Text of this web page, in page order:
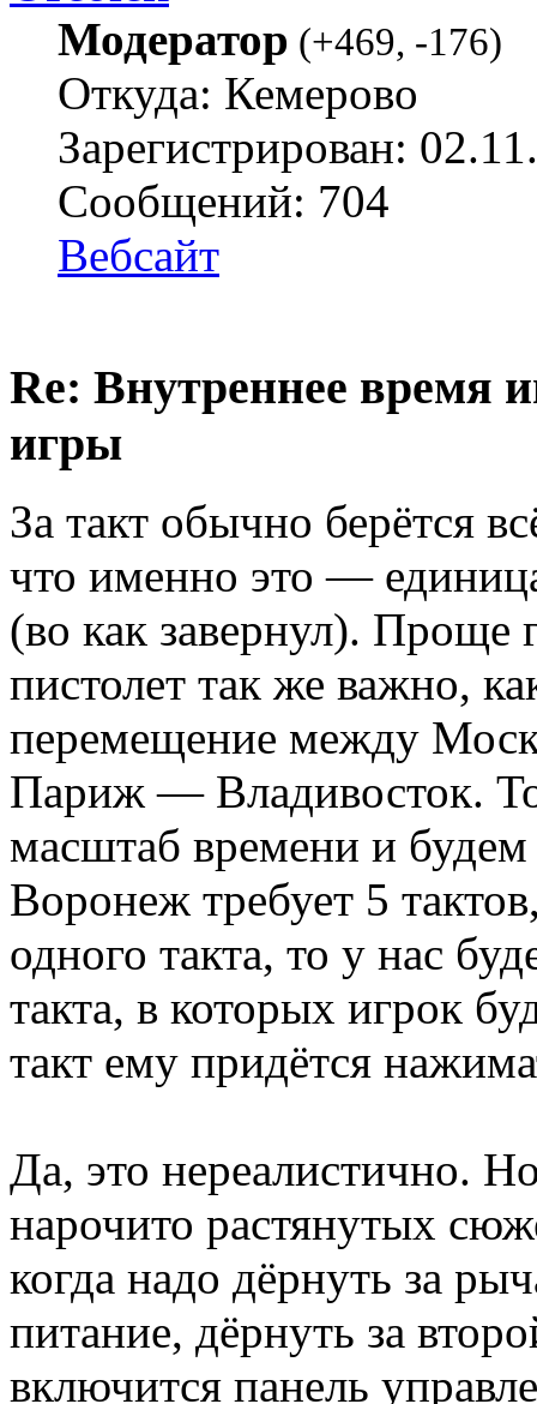
Модератор (+469, -176)
Откуда: Кемерово
Зарегистрирован:
Сообщений: 704
Вебсайт
Re: Внутреннее время
игры
За такт обычно берётся
что именно это —
(во как завернул). Проще
пистолет так же важно,
перемещение между
Париж — Владивосток.
масштаб времени и
Воронеж требует 5
одного такта, то у нас
такта, в которых игрок
такт ему придётся
Да, это нереалистично.
нарочито растянутых
когда надо дёрнуть за
питание, дёрнуть за
включится панель